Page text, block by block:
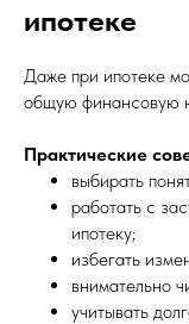
ипотеке
Даже при ипотеке
общую финансовую
Практические
выбирать
работать с
ипотеку;
избегать
внимательно
учитывать